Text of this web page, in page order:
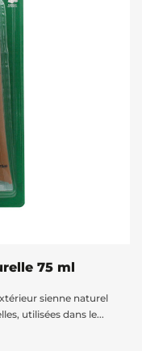
75 ml
sienne naturel
utilisées dans le...